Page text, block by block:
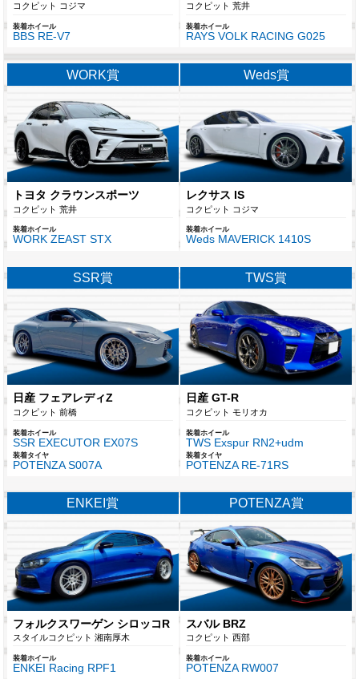
コクピット コジマ
装着ホイール
BBS RE-V7
コクピット 荒井
装着ホイール
RAYS VOLK RACING G025
WORK賞
トヨタ クラウンスポーツ
コクピット 荒井
装着ホイール
WORK ZEAST STX
Weds賞
レクサス IS
コクピット コジマ
装着ホイール
Weds MAVERICK 1410S
SSR賞
日産 フェアレディZ
コクピット 前橋
装着ホイール
SSR EXECUTOR EX07S
装着タイヤ
POTENZA S007A
TWS賞
日産 GT-R
コクピット モリオカ
装着ホイール
TWS Exspur RN2+udm
装着タイヤ
POTENZA RE-71RS
ENKEI賞
フォルクスワーゲン シロッコR
スタイルコクピット 湘南厚木
装着ホイール
ENKEI Racing RPF1
POTENZA賞
スバル BRZ
コクピット 西部
装着ホイール
POTENZA RW007